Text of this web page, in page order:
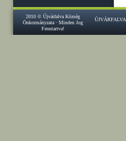
2010 © Újvárfalva Község
Önkormányzata · Minden Jog
Fenntartva!
ÚJVÁRFALVA